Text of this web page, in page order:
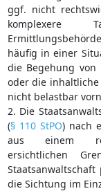
ggf. nicht
komplexere
häufig in einer
die Begehung
oder die
nicht belastbar
2. Die
(§ 110 StPO) nach
aus einem
ersichtlichen
die Sichtung im